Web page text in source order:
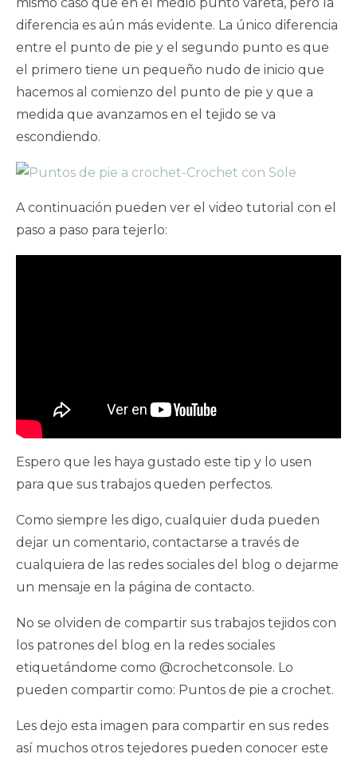
diferencia es aún más evidente. La único diferencia
entre el punto de pie y el segundo punto es que
el primero tiene un pequeño nudo de inicio que
hacemos al comienzo del punto de pie y que a
medida que avanzamos en el tejido se va
escondiendo.
A continuación pueden ver el video tutorial con el
paso a paso para tejerlo:
Espero que les haya gustado este tip y lo usen
para que sus trabajos queden perfectos.
Como siempre les digo, cualquier duda pueden
dejar un comentario, contactarse a través de
cualquiera de las redes sociales del blog o dejarme
un mensaje en la página de contacto.
No se olviden de compartir sus trabajos tejidos con
los patrones del blog en la redes sociales
etiquetándome como @crochetconsole. Lo
pueden compartir como: Puntos de pie a crochet.
Les dejo esta imagen para compartir en sus redes
así muchos otros tejedores pueden conocer este